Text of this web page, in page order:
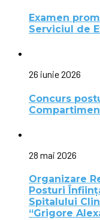
Examen
Serviciul de
26 iunie 2026
Concurs
28 mai 2026
Organizare
Posturi
Spitalului
“Grigore